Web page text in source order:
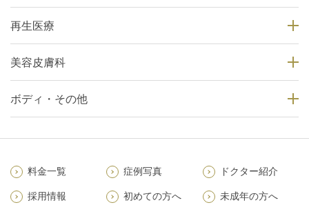
再生医療
美容皮膚科
ボディ・その他
料金一覧 症例写真 ドクター紹介
採用情報 初めての方へ 未成年の方へ